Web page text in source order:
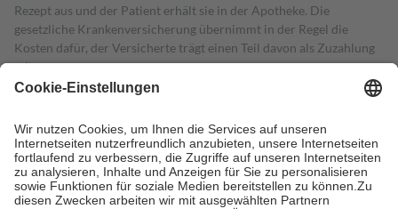
Rezept aus und der Patient erhält sie in der Apotheke. Die
gesetzliche Krankenversicherung übernimmt in der Regel die
Kosten dafür, der Versicherte trägt einen Teil davon als Zuzahlung
mit.
Grundsätzlich leisten Mitglieder Zuzahlungen in Höhe von zehn
höchstens zehn Euro.
Es sind jedoch nie mehr als die tatsächlichen
Kosten der Leistung zu entrichten.
Diese Regeln gelten grundsätzlich auch für Online-Apotheken.
Bei Heilmitteln und häuslicher Krankenpflege beträgt die
Zuzahlung zehn Prozent der Kosten sowie zehn Euro je